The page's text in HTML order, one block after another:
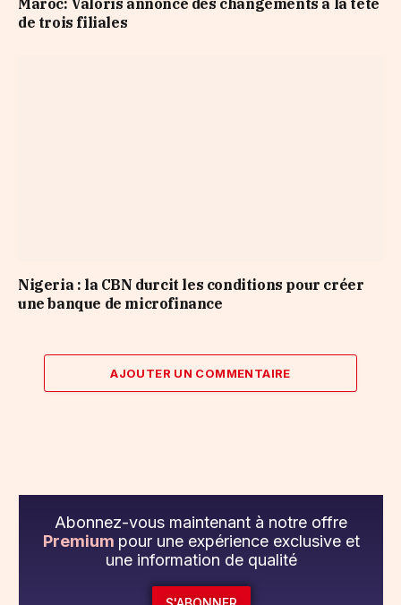
Maroc: Valoris annonce des changements à la tête
de trois filiales
Nigeria : la CBN durcit les conditions pour créer
une banque de microfinance
AJOUTER UN COMMENTAIRE
Abonnez-vous maintenant à notre offre
Premium pour une expérience exclusive et
une information de qualité